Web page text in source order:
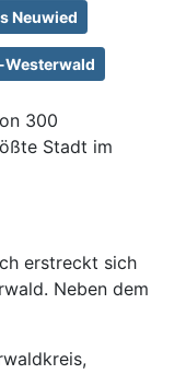
Neuwied
Westerwald
300
Stadt im
erstreckt sich
Neben dem